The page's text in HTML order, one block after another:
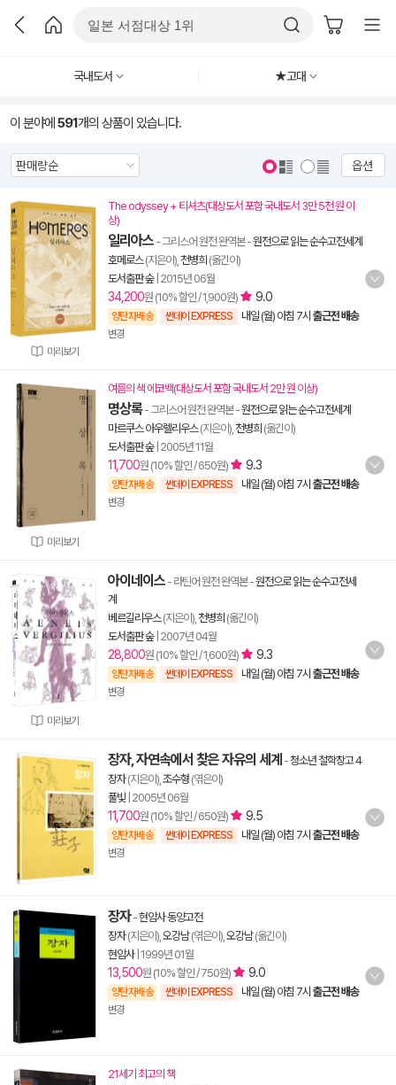
국내도서 ★고대
이 분야에 591개의 상품이 있습니다.
옵션
미리보기
The odyssey + 티셔츠(대상도서 포함 국내도서 3만 5천 원 이
상)
일리아스 - 그리스어 원전 완역본-원전으로 읽는 순수고전세계
호메로스(지은이), 천병희 (옮긴이)
도서출판 숲| 2015년 06월
34,200원 (10% 할인 / 1,900원) 9.0
양탄자배송 썬데이 EXPRESS 내일 (월) 아침 7시 출근전 배송
변경
미리보기
여름의 색 에코백(대상도서 포함 국내도서 2만 원 이상)
명상록- 그리스어 원전 완역본-원전으로 읽는 순수고전세계
마르쿠스 아우렐리우스(지은이), 천병희 (옮긴이)
도서출판 숲| 2005년 11월
11,700원 (10% 할인 / 650원) 9.3
양탄자배송 썬데이 EXPRESS 내일 (월) 아침 7시 출근전 배송
변경
미리보기
아이네이스 - 라틴어 원전 완역본-원전으로 읽는 순수고전세
계
베르길리우스(지은이), 천병희 (옮긴이)
도서출판 숲| 2007년 04월
28,800원 (10% 할인 / 1,600원) 9.3
양탄자배송 썬데이 EXPRESS 내일 (월) 아침 7시 출근전 배송
변경
장자, 자연속에서 찾은 자유의 세계 -청소년 철학창고 4
장자(지은이), 조수형 (엮은이)
풀빛 2005년 06월
11,700원 (10% 할인 / 650원) 9.5
양탄자배송 썬데이 EXPRESS 내일 (월) 아침 7시 출근전 배송
변경
장자-현암사 동양고전
장자(지은이), 오강남(엮은이), 오강남(옮긴이)
현암사| 1999년 01월
13,500원 (10% 할인 / 750원) 9.0
양탄자배송 썬데이 EXPRESS 내일 (월) 아침 7시 출근전 배송
변경
21세기 최고의 책